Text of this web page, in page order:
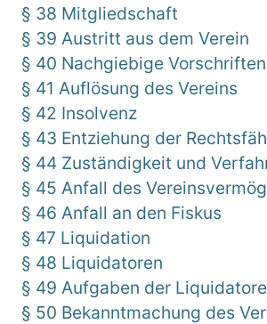
§ 38 Mitgliedschaft
§ 39 Austritt aus dem Verein
§ 40 Nachgiebige Vorschriften
§ 41 Auflösung des Vereins
§ 42 Insolvenz
§ 43 Entziehung der
§ 44 Zuständigkeit und
§ 45 Anfall des
§ 46 Anfall an den Fiskus
§ 47 Liquidation
§ 48 Liquidatoren
§ 49 Aufgaben der
§ 50 Bekanntmachung des